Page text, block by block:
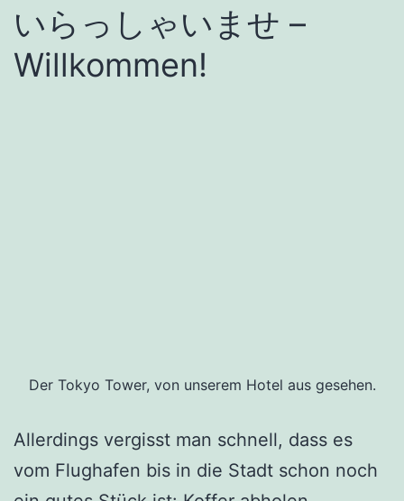
いらっしゃいませ –
Willkommen!
Der Tokyo Tower, von unserem Hotel aus gesehen.
Allerdings vergisst man schnell, dass es
vom Flughafen bis in die Stadt schon noch